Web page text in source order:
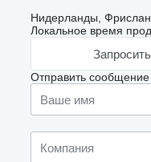
Нидерланды,
Локальное время
Отправить сообщение